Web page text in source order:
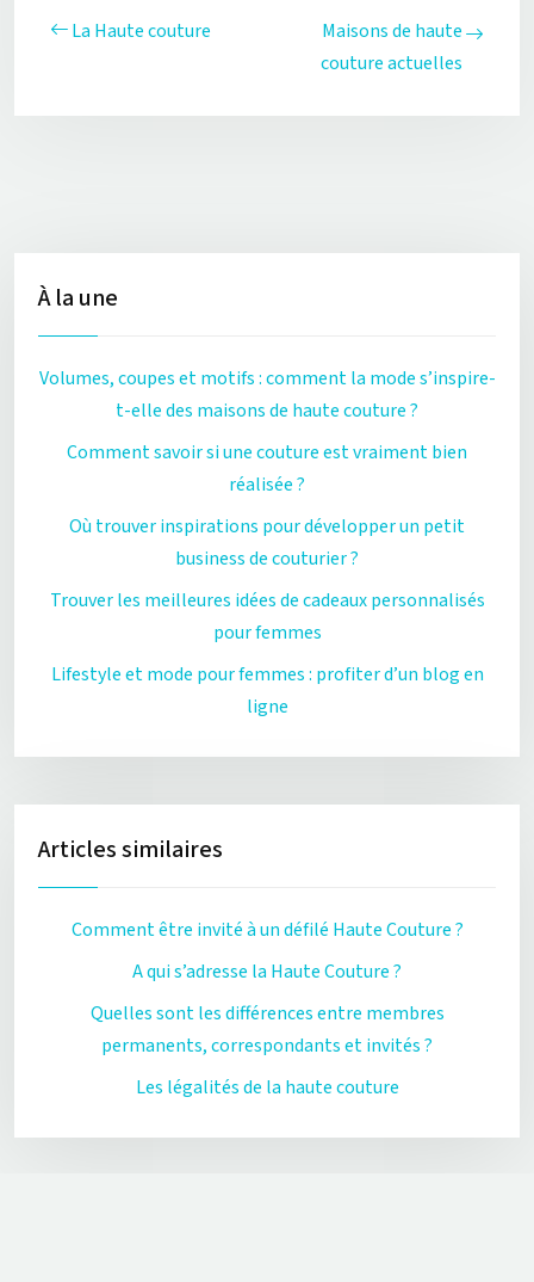
La Haute couture
Maisons de haute
couture actuelles
À la une
Volumes, coupes et motifs : comment la mode s’inspire-
t-elle des maisons de haute couture ?
Comment savoir si une couture est vraiment bien
réalisée ?
Où trouver inspirations pour développer un petit
business de couturier ?
Trouver les meilleures idées de cadeaux personnalisés
pour femmes
Lifestyle et mode pour femmes : profiter d’un blog en
ligne
Articles similaires
Comment être invité à un défilé Haute Couture ?
A qui s’adresse la Haute Couture ?
Quelles sont les différences entre membres
permanents, correspondants et invités ?
Les légalités de la haute couture